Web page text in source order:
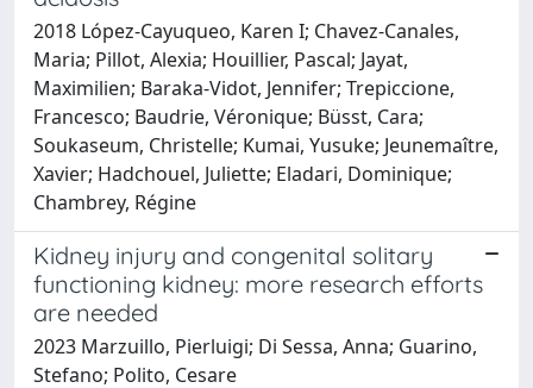
2018 López-Cayuqueo, Karen I; Chavez-Canales,
Maria; Pillot, Alexia; Houillier, Pascal; Jayat,
Maximilien; Baraka-Vidot, Jennifer; Trepiccione,
Francesco; Baudrie, Véronique; Büsst, Cara;
Soukaseum, Christelle; Kumai, Yusuke; Jeunemaître,
Xavier; Hadchouel, Juliette; Eladari, Dominique;
Chambrey, Régine
Kidney injury and congenital solitary
functioning kidney: more research efforts
are needed
2023 Marzuillo, Pierluigi; Di Sessa, Anna; Guarino,
Stefano; Polito, Cesare